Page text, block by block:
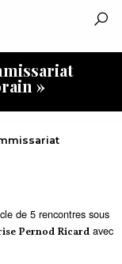
»
de 5 rencontres sous
Pernod Ricard avec